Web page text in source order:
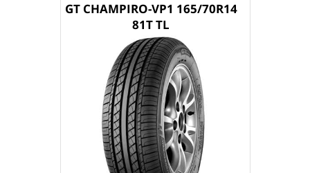
GT CHAMPIRO-VP1 165/70R14
81T TL